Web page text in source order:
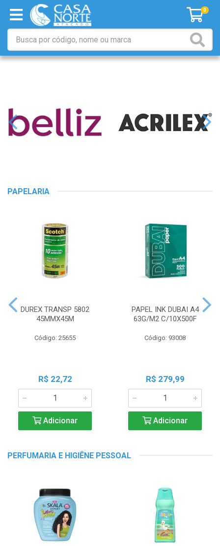
0
PAPELARIA
DUREX TRANSP 5802
45MMX45M
Código: 25655
R$ 22,72
Adicionar
PAPEL INK DUBAI A4
63G/M2 C/10X500F
Código: 93008
R$ 279,99
Adicionar
PERFUMARIA E HIGIÊNE PESSOAL